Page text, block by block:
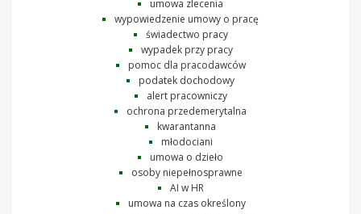
umowa zlecenia
wypowiedzenie umowy o pracę
świadectwo pracy
wypadek przy pracy
pomoc dla pracodawców
podatek dochodowy
alert pracowniczy
ochrona przedemerytalna
kwarantanna
młodociani
umowa o dzieło
osoby niepełnosprawne
AI w HR
umowa na czas określony